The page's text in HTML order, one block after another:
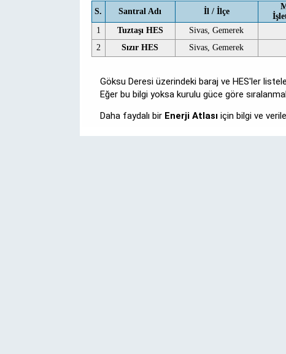
S. Santral Adı İl / İlçe
1 Tuztaşı HES Sivas, Gemerek
2
Sızır HES Sivas, Gemerek
Göksu Deresi üzerindeki baraj ve HES'ler
Eğer bu bilgi yoksa kurulu güce göre
Daha faydalı bir Enerji Atlası için bilgi ve